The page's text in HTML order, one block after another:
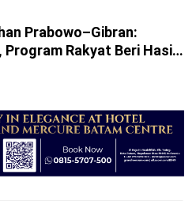
Prabowo–Gibran:
Program Rakyat Beri Hasil